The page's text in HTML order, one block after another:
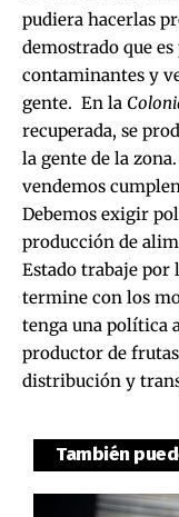
pudiera hacerlas
demostrado que
contaminantes y
gente. En la
recuperada, se
la gente de la
vendemos
Debemos exigir
producción de
Estado trabaje por
termine con los
tenga una política
productor de
distribución y
También